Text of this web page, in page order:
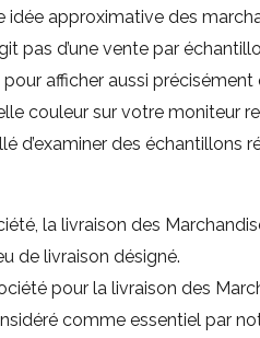
idée approximative des
pas d’une vente par
afficher aussi
couleur sur votre moniteur
d’examiner des
la livraison des
de livraison désigné.
pour la livraison des
comme essentiel par